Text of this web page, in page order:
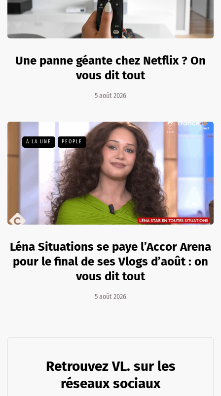
Une panne géante chez Netflix ? On
vous dit tout
5 août 2026
A LA UNE PEOPLE
Léna Situations se paye l’Accor Arena
pour le final de ses Vlogs d’août : on
vous dit tout
5 août 2026
Retrouvez VL. sur les
réseaux sociaux